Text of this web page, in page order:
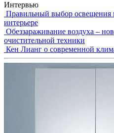
Интервью
Правильный выбор освещения
интерьере
Обеззараживание воздуха –
очистительной техники
Кен Лианг о современной